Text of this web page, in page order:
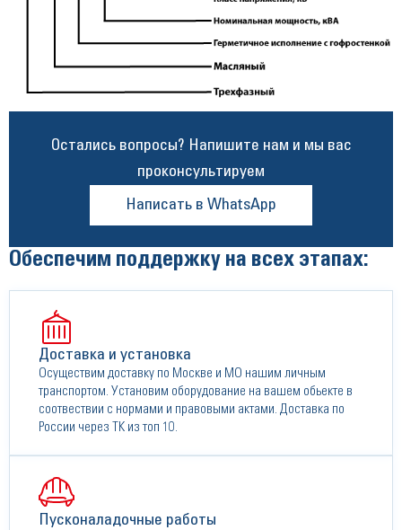
Остались вопросы? Напишите нам и мы вас
проконсультируем
Написать в WhatsApp
Обеспечим поддержку на всех этапах:
Доставка и установка
Осуществим доставку по Москве и МО нашим личным
транспортом. Установим оборудование на вашем обьекте в
соотвествии с нормами и правовыми актами. Доставка по
России через ТК из топ 10.
Пусконаладочные работы